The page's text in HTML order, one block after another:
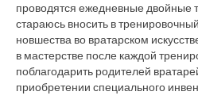
проводятся ежедневные двойные
стараюсь вносить в
новшества во вратарском
в мастерстве после каждой
поблагодарить родителей
приобретении специального